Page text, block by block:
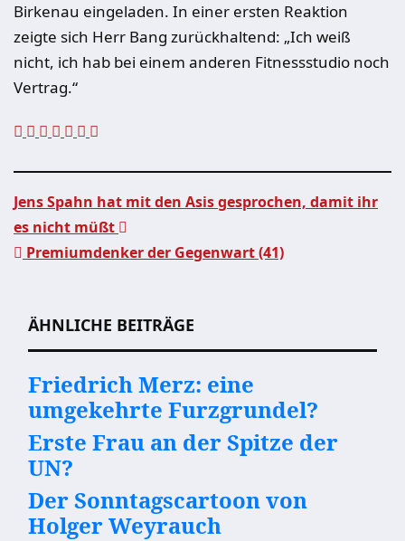
Birkenau eingeladen. In einer ersten Reaktion
zeigte sich Herr Bang zurückhaltend: „Ich weiß
nicht, ich hab bei einem anderen Fitnessstudio noch
Vertrag.“
Beitragsnavigation
Jens Spahn hat mit den Asis gesprochen, damit ihr
es nicht müßt
Premiumdenker der Gegenwart (41)
ÄHNLICHE BEITRÄGE
Friedrich Merz: eine
umgekehrte Furzgrundel?
Erste Frau an der Spitze der
UN?
Der Sonntagscartoon von
Holger Weyrauch